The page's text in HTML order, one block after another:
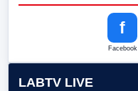
f
Facebook
LABTV LIVE